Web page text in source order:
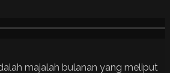
majalah bulanan yang meliput